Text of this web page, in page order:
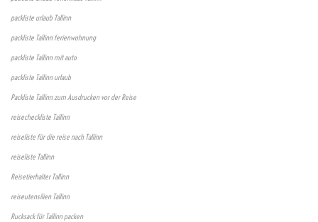
packliste urlaub Tallinn
packliste Tallinn ferienwohnung
packliste Tallinn mit auto
packliste Tallinn urlaub
Packliste Tallinn zum Ausdrucken vor der Reise
reisecheckliste Tallinn
reiseliste für die reise nach Tallinn
reiseliste Tallinn
Reisetierhalter Tallinn
reiseutensilien Tallinn
Rucksack für Tallinn packen